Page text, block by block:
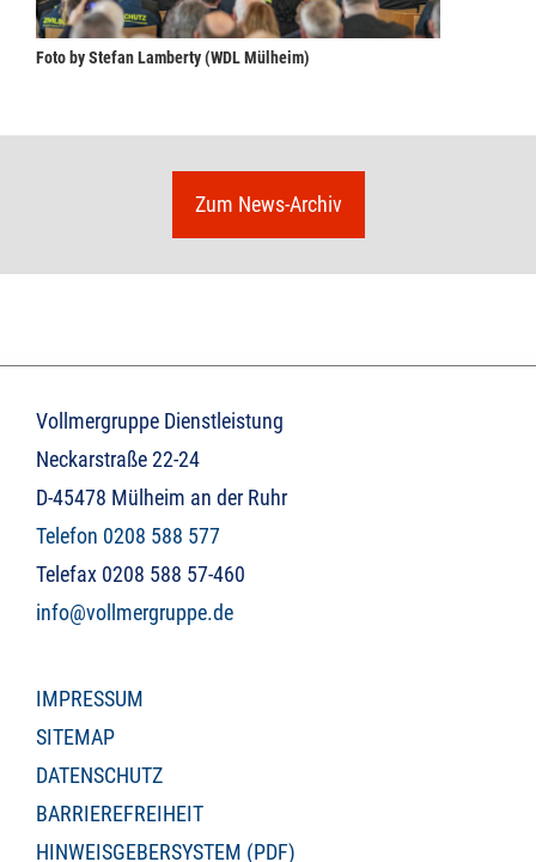
Foto by Stefan Lamberty (WDL Mülheim)
Zum News-Archiv
Vollmergruppe Dienstleistung
Neckarstraße 22-24
D-45478 Mülheim an der Ruhr
Telefon 0208 588 577
Telefax 0208 588 57-460
info@vollmergruppe.de
IMPRESSUM
SITEMAP
DATENSCHUTZ
BARRIEREFREIHEIT
HINWEISGEBERSYSTEM (PDF)